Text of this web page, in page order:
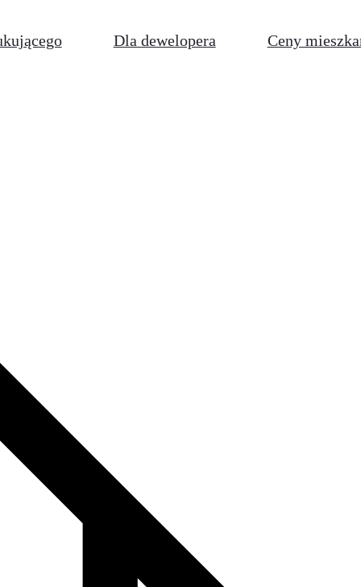
Dla dewelopera Ceny